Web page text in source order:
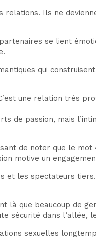
Ils ne
se lient
qui
une relation très
de passion, mais
de noter que le mot
motive un
les spectateurs
là que beaucoup de
sécurité dans l’allée,
sexuelles